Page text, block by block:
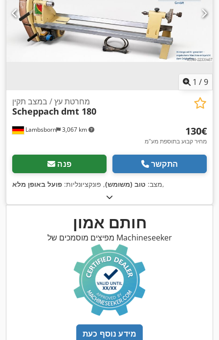
1 /9
Lambsborn 3,067 km
מחרטת עץ / במצב תקין
Scheppach dmt 180
‏130 ‏€
מחיר קבוע בתוספת מע"מ
פנה התקשר
מצב: טוב (משומש), פונקציונליות: פועל באופן מלא ,
חותם אמון
מפיצים מוסמכים של Machineseeker
מידע נוסף כעת